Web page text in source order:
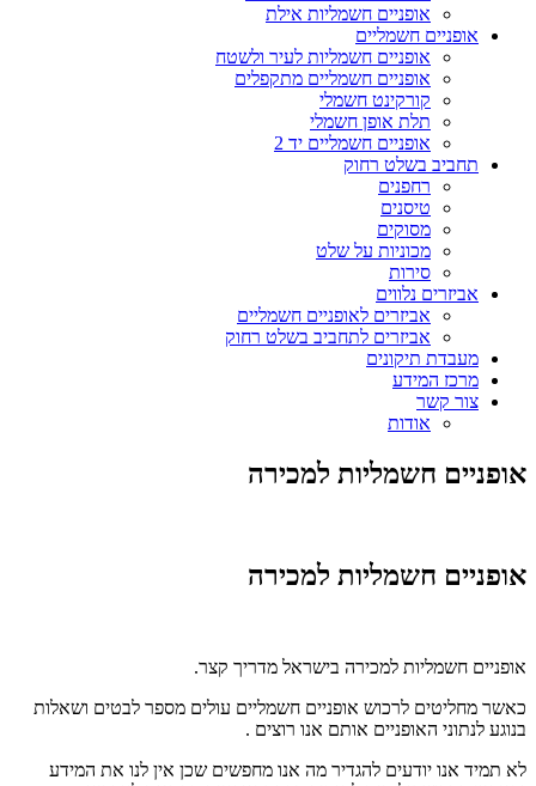
אופניים חשמליות אילת
אופניים חשמליים
אופניים חשמליות לעיר ולשטח
אופניים חשמליים מתקפלים
קורקינט חשמלי
תלת אופן חשמלי
אופניים חשמליים יד 2
תחביב בשלט רחוק
רחפנים
טיסנים
מסוקים
מכוניות על שלט
סירות
אביזרים נלווים
אביזרים לאופניים חשמליים
אביזרים לתחביב בשלט רחוק
מעבדת תיקונים
מרכז המידע
צור קשר
אודות
אופניים חשמליות למכירה
אופניים חשמליות למכירה
אופניים חשמליות למכירה בישראל מדריך קצר.
כאשר מחליטים לרכוש אופניים חשמליים עולים מספר לבטים ושאלות
בנוגע לנתוני האופניים אותם אנו רוצים .
לא תמיד אנו יודעים להגדיר מה אנו מחפשים שכן אין לנו את המידע